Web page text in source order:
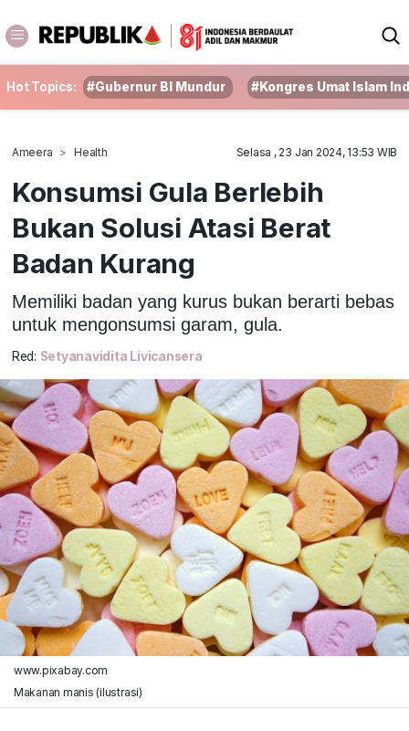
Hot Topics: #Gubernur BI Mundur #Kongres Umat Islam
Ameera Health Selasa , 23 Jan 2024, 13:53 WIB
Konsumsi Gula Berlebih
Bukan Solusi Atasi Berat
Badan Kurang
Memiliki badan yang kurus bukan berarti bebas
untuk mengonsumsi garam, gula.
Red: Setyanavidita Livicansera
www.pixabay.com
Makanan manis (ilustrasi)